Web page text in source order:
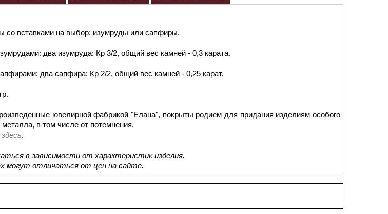
со вставками на выбор: изумруды или сапфиры.
два изумруда: Кр 3/2, общий вес камней - 0,3 карата.
два сапфира: Кр 2/2, общий вес камней - 0,25 карат.
ювелирной фабрикой "Елана", покрыты родием для придания изделиям особого
в том числе от потемнения.
здесь.
в зависимости от характеристик изделия.
могут отличаться от цен на сайте.